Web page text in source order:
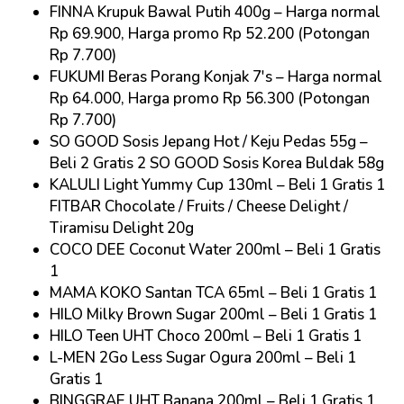
FINNA Krupuk Bawal Putih 400g – Harga normal
Rp 69.900, Harga promo Rp 52.200 (Potongan
Rp 7.700)
FUKUMI Beras Porang Konjak 7's – Harga normal
Rp 64.000, Harga promo Rp 56.300 (Potongan
Rp 7.700)
SO GOOD Sosis Jepang Hot / Keju Pedas 55g –
Beli 2 Gratis 2 SO GOOD Sosis Korea Buldak 58g
KALULI Light Yummy Cup 130ml – Beli 1 Gratis 1
FITBAR Chocolate / Fruits / Cheese Delight /
Tiramisu Delight 20g
COCO DEE Coconut Water 200ml – Beli 1 Gratis
1
MAMA KOKO Santan TCA 65ml – Beli 1 Gratis 1
HILO Milky Brown Sugar 200ml – Beli 1 Gratis 1
HILO Teen UHT Choco 200ml – Beli 1 Gratis 1
L-MEN 2Go Less Sugar Ogura 200ml – Beli 1
Gratis 1